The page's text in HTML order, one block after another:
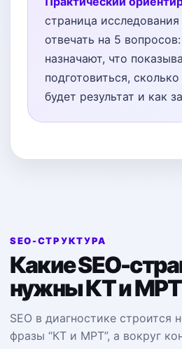
страница
отвечать на 5
назначают, что
подготовиться,
будет результат и как
SEO-СТРУКТУРА
Какие SEO-
нужны КТ и МРТ
SEO в диагностике строится
фразы “КТ и МРТ”, а вокруг